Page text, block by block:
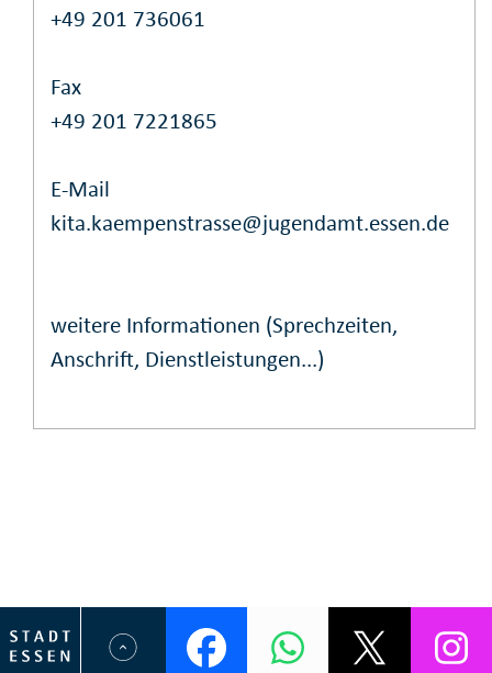
+49 201 736061
Fax
+49 201 7221865
E-Mail
kita.kaempenstrasse@jugendamt.essen.de
weitere Informationen (Sprechzeiten,
Anschrift, Dienstleistungen...)